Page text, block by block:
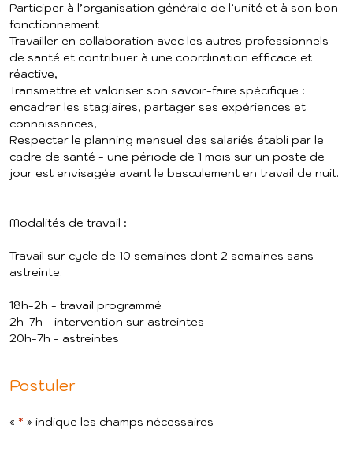
Participer à l’organisation générale de l’unité et à son bon
fonctionnement
Travailler en collaboration avec les autres professionnels
de santé et contribuer à une coordination efficace et
réactive,
Transmettre et valoriser son savoir-faire spécifique :
encadrer les stagiaires, partager ses expériences et
connaissances,
Respecter le planning mensuel des salariés établi par le
cadre de santé - une période de 1 mois sur un poste de
jour est envisagée avant le basculement en travail de nuit.
Modalités de travail :
Travail sur cycle de 10 semaines dont 2 semaines sans
astreinte.
18h-2h - travail programmé
2h-7h - intervention sur astreintes
20h-7h - astreintes
Postuler
« * » indique les champs nécessaires